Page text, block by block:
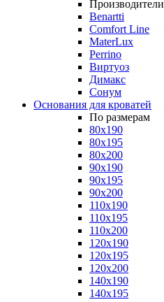
Производители
Benartti
Comfort Line
MaterLux
Perrino
Виртуоз
Димакс
Сонум
Основания для кроватей
По размерам
80x190
80x195
80x200
90x190
90x195
90x200
110x190
110x195
110x200
120x190
120x195
120x200
140x190
140x195